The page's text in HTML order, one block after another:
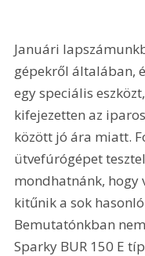
Januári
gépekről általában,
egy speciális
kifejezetten az
között jó ára miatt.
ütvefúrógépet
mondhatnánk, hogy
kitűnik a sok
Bemutatónkban
Sparky BUR 150 E